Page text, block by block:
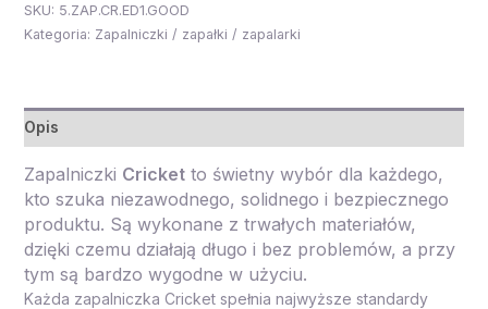
SKU: 5.ZAP.CR.ED1.GOOD
Kategoria: Zapalniczki / zapałki / zapalarki
Opis
Zapalniczki Cricketto świetny wybór dla każdego,
kto szuka niezawodnego, solidnego i bezpiecznego
produktu. Są wykonane z trwałych materiałów,
dzięki czemu działają długo i bez problemów, a przy
tym są bardzo wygodne w użyciu.
Każda zapalniczka Cricket spełnia najwyższe standardy